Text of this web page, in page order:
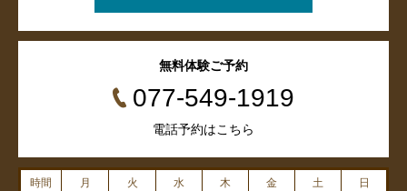
無料体験ご予約
077-549-1919
電話予約はこちら
時間 月 火 水 木 金 土 日